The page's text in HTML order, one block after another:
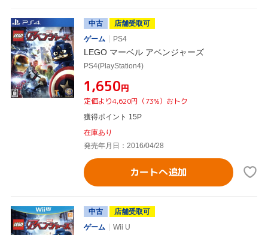
中古
店舗受取可
ゲーム
PS4
LEGO マーベル アベンジャーズ
PS4(PlayStation4)
¥1,650円
定価より4,620円（73%）おトク
獲得ポイント 15P
在庫あり
発売年月日：2016/04/28
カートへ追加
中古
店舗受取可
ゲーム
Wii U